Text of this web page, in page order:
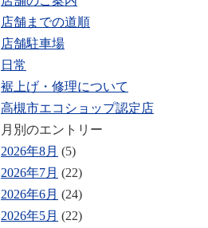
店舗までの道順
店舗駐車場
日常
裾上げ・修理について
高槻市エコショップ認定店
月別のエントリー
2026年8月 (5)
2026年7月 (22)
2026年6月 (24)
2026年5月 (22)